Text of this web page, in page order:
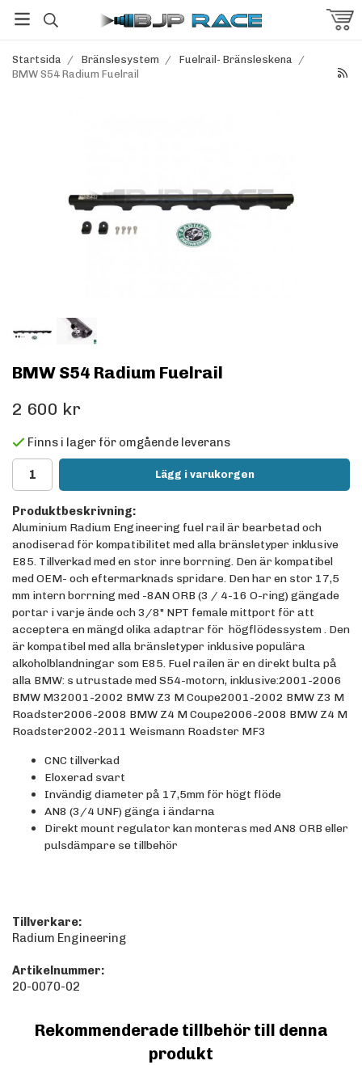
Startsida / Bränslesystem / Fuelrail- Bränsleskena /
BMW S54 Radium Fuelrail
BMW S54 Radium Fuelrail
2 600 kr
Finns i lager för omgående leverans
Lägg i varukorgen
Produktbeskrivning:
Aluminium Radium Engineering fuel rail är bearbetad och
anodiserad för kompatibilitet med alla bränsletyper inklusive
E85. Tillverkad med en stor inre borrning. Den är kompatibel
med OEM- och eftermarknads spridare. Den har en stor 17,5
mm intern borrning med -8AN ORB (3 / 4-16 O-ring) gängade
portar i varje ände och 3/8" NPT female mittport för att
acceptera en mängd olika adaptrar för högflödessystem . Den
är kompatibel med alla bränsletyper inklusive populära
alkoholblandningar som E85. Fuel railen är en direkt bulta på
alla BMW: s utrustade med S54-motorn, inklusive:2001-2006
BMW M32001-2002 BMW Z3 M Coupe2001-2002 BMW Z3 M
Roadster2006-2008 BMW Z4 M Coupe2006-2008 BMW Z4 M
Roadster2002-2011 Weismann Roadster MF3
CNC tillverkad
Eloxerad svart
Invändig diameter på 17,5mm för högt flöde
AN8 (3/4 UNF) gänga i ändarna
Direkt mount regulator kan monteras med AN8 ORB eller
pulsdämpare se tillbehör
Tillverkare:
Radium Engineering
Artikelnummer:
20-0070-02
Rekommenderade tillbehör till denna
produkt